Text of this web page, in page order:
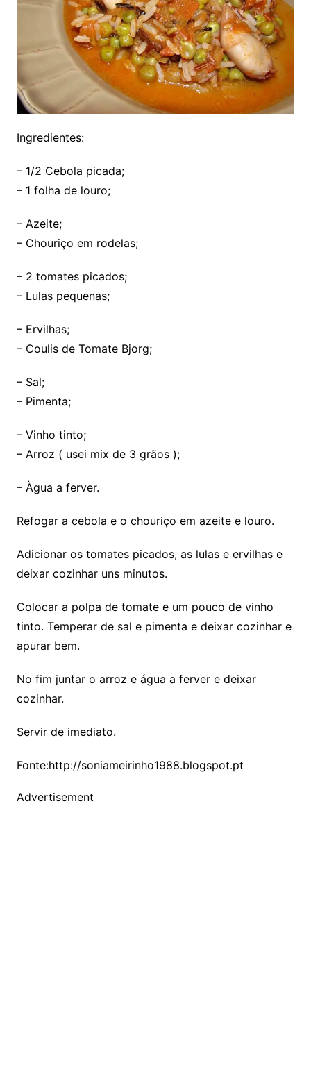
Ingredientes:
– 1/2 Cebola picada;
– 1 folha de louro;
– Azeite;
– Chouriço em rodelas;
– 2 tomates picados;
– Lulas pequenas;
– Ervilhas;
– Coulis de Tomate Bjorg;
– Sal;
– Pimenta;
– Vinho tinto;
– Arroz ( usei mix de 3 grãos );
– Àgua a ferver.
Refogar a cebola e o chouriço em azeite e louro.
Adicionar os tomates picados, as lulas e ervilhas e
deixar cozinhar uns minutos.
Colocar a polpa de tomate e um pouco de vinho
tinto. Temperar de sal e pimenta e deixar cozinhar e
apurar bem.
No fim juntar o arroz e água a ferver e deixar
cozinhar.
Servir de imediato.
Fonte:http://soniameirinho1988.blogspot.pt
Advertisement